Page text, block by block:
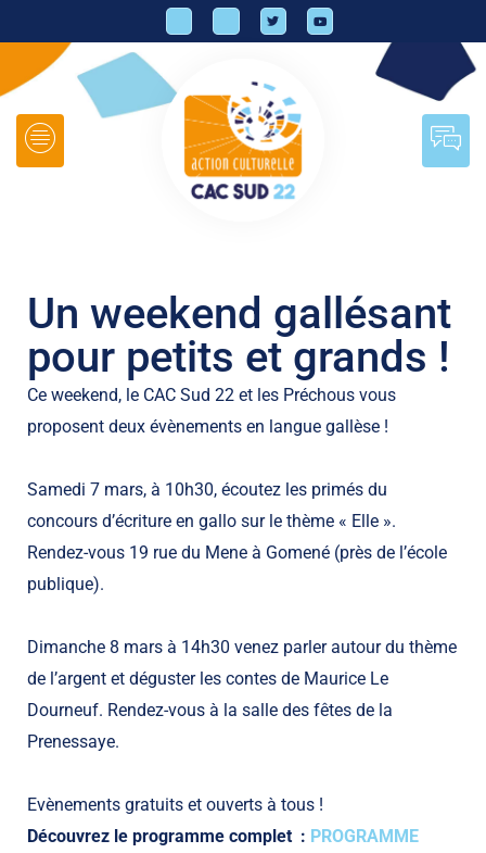
Un weekend gallésant
pour petits et grands !
Ce weekend, le CAC Sud 22 et les Préchous vous
proposent deux évènements en langue gallèse !
Samedi 7 mars, à 10h30, écoutez les primés du
concours d’écriture en gallo sur le thème « Elle ».
Rendez-vous 19 rue du Mene à Gomené (près de l’école
publique).
Dimanche 8 mars à 14h30 venez parler autour du thème
de l’argent et déguster les contes de Maurice Le
Dourneuf. Rendez-vous à la salle des fêtes de la
Prenessaye.
Evènements gratuits et ouverts à tous !
Découvrez le programme complet : PROGRAMME